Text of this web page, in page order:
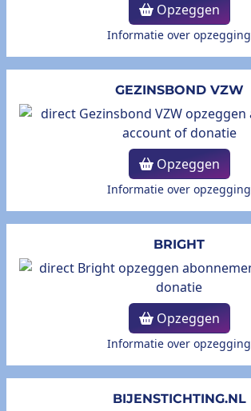
Opzeggen
Informatie over opzegging
GEZINSBOND VZW
Opzeggen
Informatie over opzegging
BRIGHT
Opzeggen
Informatie over opzegging
BIJENSTICHTING.NL